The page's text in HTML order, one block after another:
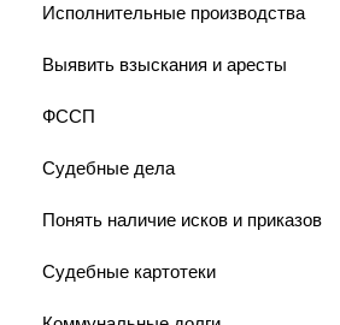
Исполнительные производства
Выявить взыскания и аресты
ФССП
Судебные дела
Понять наличие исков и приказов
Судебные картотеки